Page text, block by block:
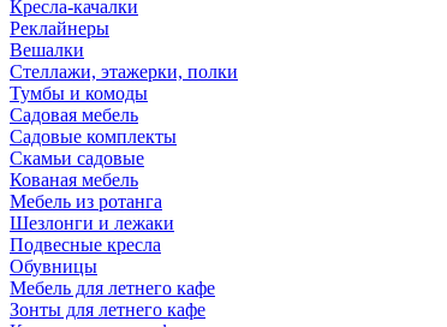
Кресла-качалки
Реклайнеры
Вешалки
Стеллажи, этажерки, полки
Тумбы и комоды
Садовая мебель
Садовые комплекты
Скамьи садовые
Кованая мебель
Мебель из ротанга
Шезлонги и лежаки
Подвесные кресла
Обувницы
Мебель для летнего кафе
Зонты для летнего кафе